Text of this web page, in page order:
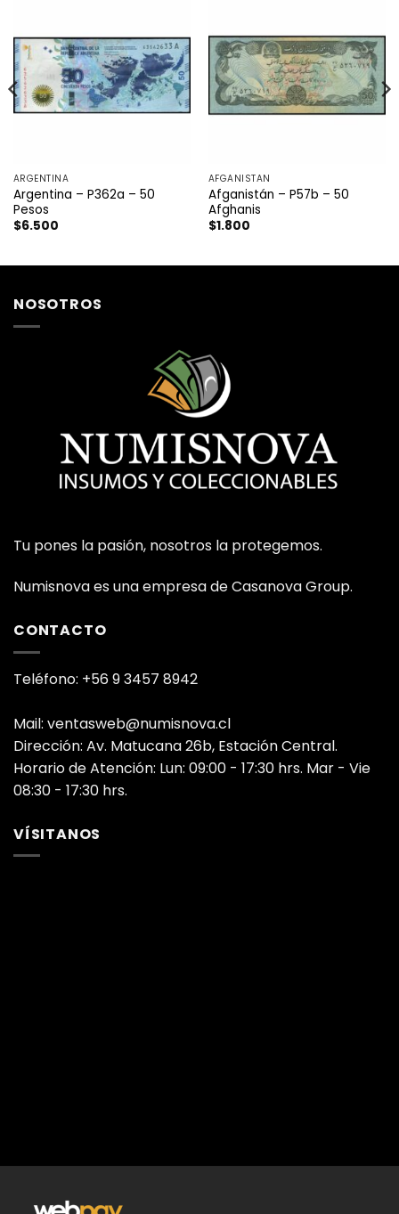
ARGENTINA
Argentina – P362a – 50
Pesos
$6.500
AFGANISTAN
Afganistán – P57b – 50
Afghanis
$1.800
NOSOTROS
Tu pones la pasión, nosotros la protegemos.
Numisnova es una empresa de Casanova Group.
CONTACTO
Teléfono: +56 9 3457 8942
Mail: ventasweb@numisnova.cl
Dirección: Av. Matucana 26b, Estación Central.
Horario de Atención: Lun: 09:00 - 17:30 hrs. Mar - Vie
08:30 - 17:30 hrs.
VÍSITANOS